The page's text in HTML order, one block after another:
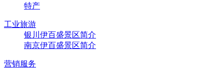
特产
工业旅游
银川伊百盛景区简介
南京伊百盛景区简介
营销服务